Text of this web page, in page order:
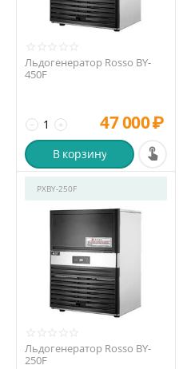
Льдогенератор Rosso BY-
450F
+
− 47 000₽
В корзину
РХBY-250F
Льдогенератор Rosso BY-
250F